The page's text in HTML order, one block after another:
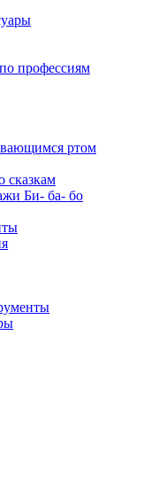
профессиям
ртом
сказкам
Би- ба- бо